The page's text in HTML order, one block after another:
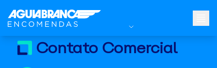
Contato Comercial